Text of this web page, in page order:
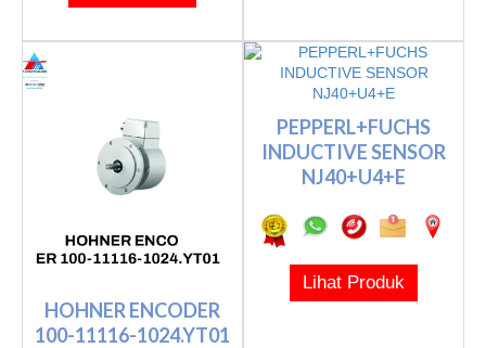
HOHNER ENCODER
100-11116-1024.YT01
PEPPERL+FUCHS
INDUCTIVE SENSOR
NJ40+U4+E
Lihat Produk